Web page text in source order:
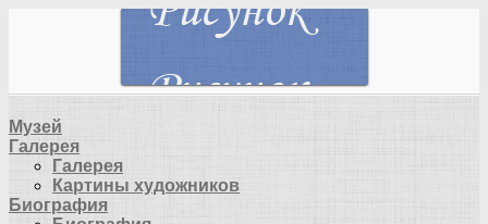
Музей
Галерея
Галерея
Картины художников
Биография